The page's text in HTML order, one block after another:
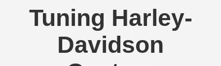
Tuning Harley-
Davidson